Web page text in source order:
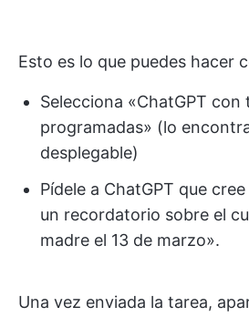
Esto es lo que puedes hacer
Selecciona «ChatGPT con
programadas» (lo
desplegable)
Pídele a ChatGPT que
un recordatorio sobre el
madre el 13 de marzo».
Una vez enviada la tarea,